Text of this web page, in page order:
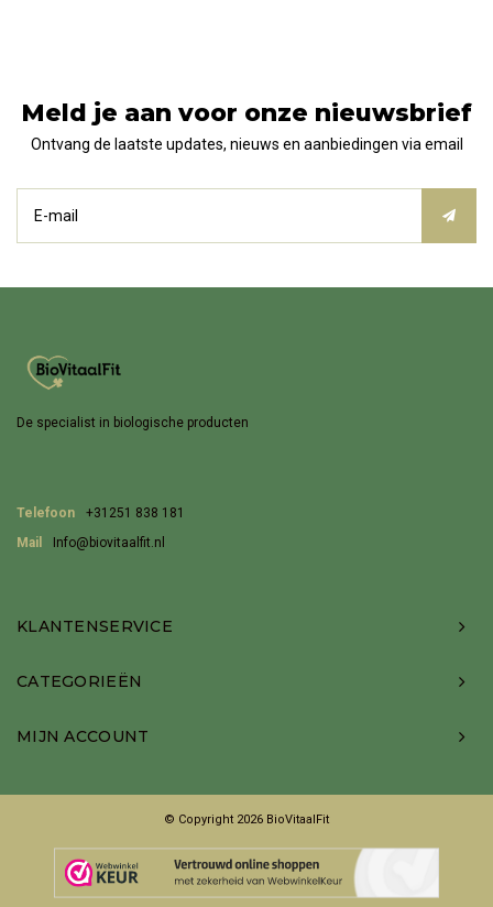
Meld je aan voor onze nieuwsbrief
Ontvang de laatste updates, nieuws en aanbiedingen via email
De specialist in biologische producten
Telefoon
+31251 838 181
Mail
Info@biovitaalfit.nl
KLANTENSERVICE
CATEGORIEËN
MIJN ACCOUNT
© Copyright 2026 BioVitaalFit